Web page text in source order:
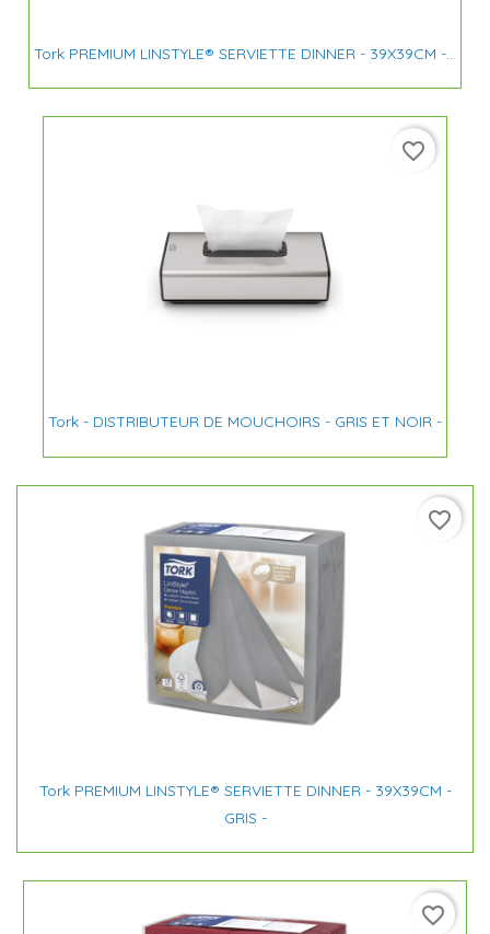
Tork PREMIUM LINSTYLE® SERVIETTE DINNER - 39X39CM -...
Tork - DISTRIBUTEUR DE MOUCHOIRS - GRIS ET NOIR -
favorite_border
Tork PREMIUM LINSTYLE® SERVIETTE DINNER - 39X39CM -
GRIS -
favorite_border
favorite_border